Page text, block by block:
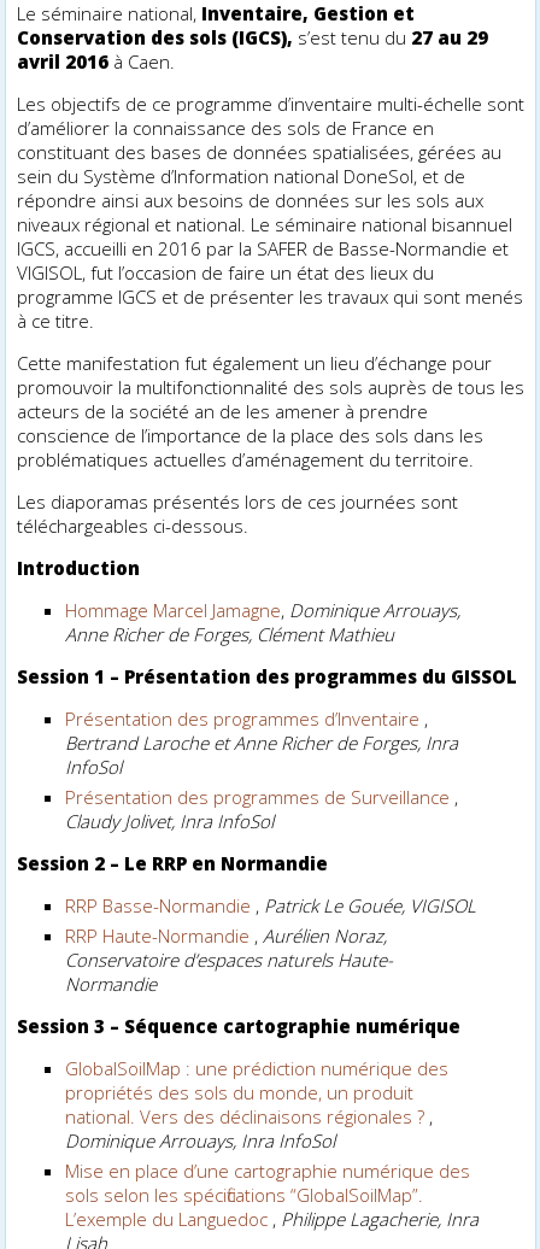
Le séminaire national, Inventaire, Gestion et
Conservation des sols (IGCS), s’est tenu du 27 au 29
avril 2016 à Caen.
Les objectifs de ce programme d’inventaire multi-échelle sont
d’améliorer la connaissance des sols de France en
constituant des bases de données spatialisées, gérées au
sein du Système d’Information national DoneSol, et de
répondre ainsi aux besoins de données sur les sols aux
niveaux régional et national. Le séminaire national bisannuel
IGCS, accueilli en 2016 par la SAFER de Basse-Normandie et
VIGISOL, fut l’occasion de faire un état des lieux du
programme IGCS et de présenter les travaux qui sont menés
à ce titre.
Cette manifestation fut également un lieu d’échange pour
promouvoir la multifonctionnalité des sols auprès de tous les
acteurs de la société afin de les amener à prendre
conscience de l’importance de la place des sols dans les
problématiques actuelles d’aménagement du territoire.
Les diaporamas présentés lors de ces journées sont
téléchargeables ci-dessous.
Introduction
Hommage Marcel Jamagne, Dominique Arrouays,
Anne Richer de Forges, Clément Mathieu
Session 1 – Présentation des programmes du GISSOL
Présentation des programmes d’Inventaire ,
Bertrand Laroche et Anne Richer de Forges, Inra
InfoSol
Présentation des programmes de Surveillance ,
Claudy Jolivet, Inra InfoSol
Session 2 – Le RRP en Normandie
RRP Basse-Normandie , Patrick Le Gouée, VIGISOL
RRP Haute-Normandie ,Aurélien Noraz,
Conservatoire d’espaces naturels Haute-
Normandie
Session 3 – Séquence cartographie numérique
GlobalSoilMap : une prédiction numérique des
propriétés des sols du monde, un produit
national. Vers des déclinaisons régionales ? ,
Dominique Arrouays, Inra InfoSol
Mise en place d’une cartographie numérique des
sols selon les spécifications “GlobalSoilMap”.
L’exemple du Languedoc , Philippe Lagacherie, Inra
Lisah